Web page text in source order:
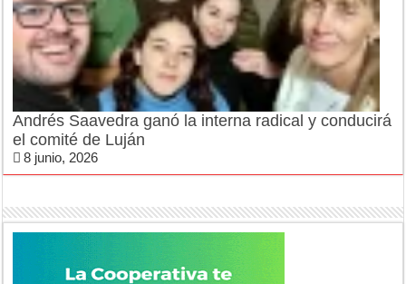
Andrés Saavedra ganó la interna radical y conducirá
el comité de Luján
8 junio, 2026